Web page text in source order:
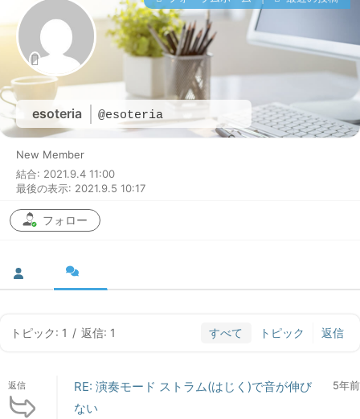
esoteria @esoteria
New Member
結合: 2021.9.4 11:00
最後の表示: 2021.9.5 10:17
フォロー
トピック: 1 / 返信: 1 すべて トピック 返信
返信
RE: 演奏モード ストラム(はじく)で音が伸び
ない
5年前